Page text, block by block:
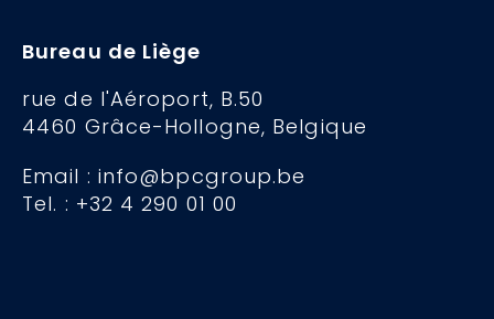
Bureau de Liège
rue de l'Aéroport, B.50
4460 Grâce-Hollogne, Belgique
Email : info@bpcgroup.be
Tel. : +32 4 290 01 00